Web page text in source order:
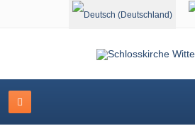
Sprache auswählen